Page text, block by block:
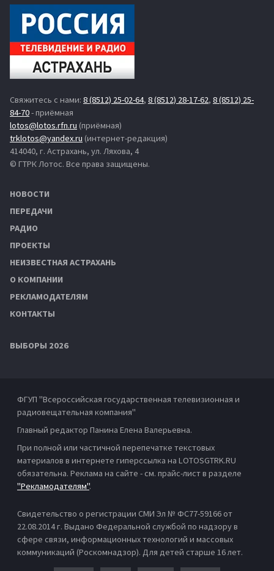
Свяжитесь с нами: 8 (8512) 25-02-64, 8 (8512) 28-17-62, 8 (8512) 25-
84-70- приёмная
lotos@lotos.rfn.ru (приёмная)
trklotos@yandex.ru (интернет-редакция)
414040, г. Астрахань, ул. Ляхова, 4
© ГТРК Лотос. Все права защищены.
НОВОСТИ
ПЕРЕДАЧИ
РАДИО
ПРОЕКТЫ
НЕИЗВЕСТНАЯ АСТРАХАНЬ
О КОМПАНИИ
РЕКЛАМОДАТЕЛЯМ
КОНТАКТЫ
ВЫБОРЫ 2026
ФГУП "Всероссийская государственная телевизионная и
радиовещательная компания"
Главный редактор Панина Елена Валерьевна.
При полной или частичной перепечатке текстовых
материалов в интернете гиперссылка на LOTOSGTRK.RU
обязательна. Реклама на сайте - см. прайс-лист в разделе
"Рекламодателям".
Свидетельство о регистрации СМИ Эл № ФС77-59166 от
22.08.2014 г. Выдано Федеральной службой по надзору в
сфере связи, информационных технологий и массовых
коммуникаций (Роскомнадзор). Для детей старше 16 лет.